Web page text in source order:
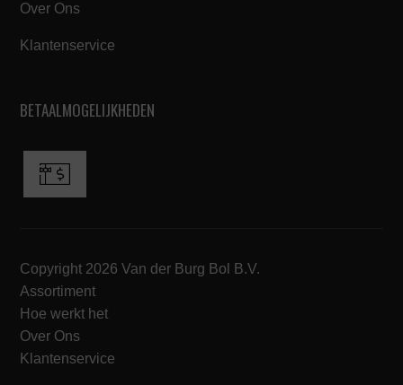
Over Ons
Klantenservice
BETAALMOGELIJKHEDEN
Copyright 2026 Van der Burg Bol B.V.
Assortiment
Hoe werkt het
Over Ons
Klantenservice